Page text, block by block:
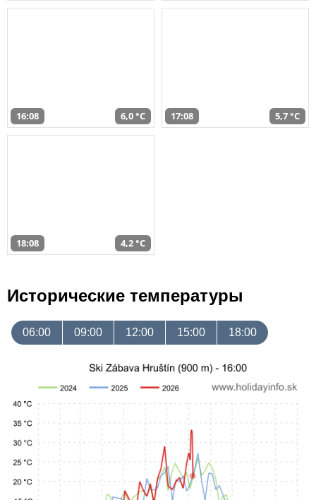
16:08 6,0 °C 17:08 5,7 °C
18:08 4,2 °C
Исторические температуры
06:00 09:00 12:00 15:00 18:00